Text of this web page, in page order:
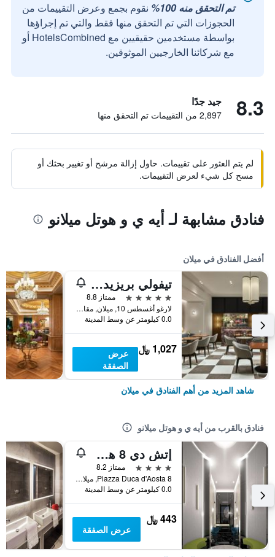
تم التحقق منه 100%
نقوم بجمع وعرض التقييمات من
الحجوزات التي تم التحقق منها فقط والتي تم إجراؤها
بواسطة مستخدمين حقيقيين مع HotelsCombined أو
مع شركائنا الخارجيين الموثوقين.
8.3 جيد جدًا
2,897 من التقييمات تم التحقق منها
لم يتم العثور على تقييمات. حاول إزالة مرشح أو تغيير بحثك أو
مسح كل شيء لعرض التقييمات.
فنادق مشابهة لـ أيه ي و هوتل ميلانو
أفضل الفنادق في ميلان
تيفولي بريزيدنت ميلانو هوتل
5 نجوم
ممتاز 8.8
لارغو أغسطس 10, ميلان, مقاطعة ميلانو, إيطاليا
0.0 كيلومتر عن وسط المدينة
1,027 ﷼
عرض
الصفقة
شاهد المزيد من أهم الفنادق في ميلان
فنادق بالقرب من أيه ي و هوتل ميلانو
إتش دي 8 هوتل ميلانو
4 نجوم
ممتاز 8.2
8 Piazza Duca d'Aosta, ميلان, مقاطعة ميلانو, إيطاليا
0.0 كيلومتر عن وسط المدينة
443 ﷼
عرض الصفقة